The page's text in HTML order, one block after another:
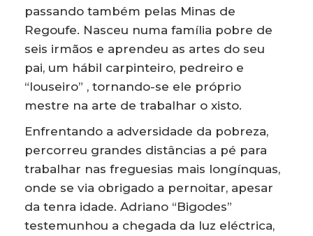
passando também pelas Minas de
Regoufe. Nasceu numa família pobre de
seis irmãos e aprendeu as artes do seu
pai, um hábil carpinteiro, pedreiro e
“louseiro” , tornando-se ele próprio
mestre na arte de trabalhar o xisto.
Enfrentando a adversidade da pobreza,
percorreu grandes distâncias a pé para
trabalhar nas freguesias mais longínquas,
onde se via obrigado a pernoitar, apesar
da tenra idade. Adriano “Bigodes”
testemunhou a chegada da luz eléctrica,